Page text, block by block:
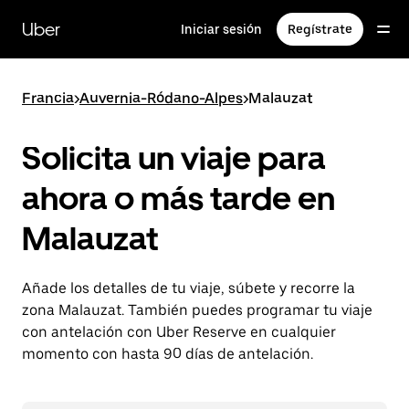
contenido
principal
Uber Iniciar sesión Regístrate
Francia>Auvernia-Ródano-Alpes>Malauzat
Solicita un viaje para
ahora o más tarde en
Malauzat
Añade los detalles de tu viaje, súbete y recorre la
zona Malauzat. También puedes programar tu viaje
con antelación con Uber Reserve en cualquier
momento con hasta 90 días de antelación.